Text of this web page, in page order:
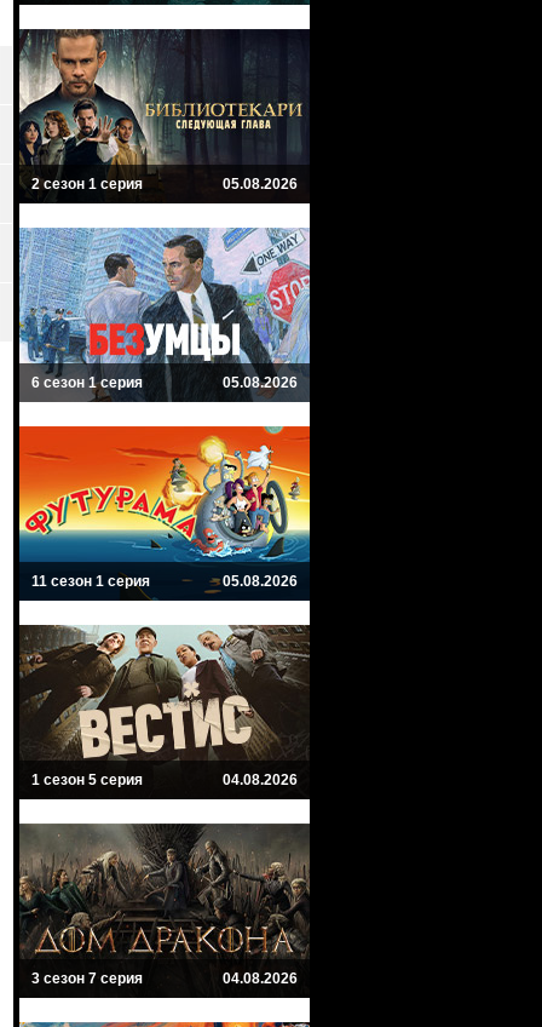
2 сезон 1 серия 05.08.2026
6 сезон 1 серия 05.08.2026
11 сезон 1 серия 05.08.2026
1 сезон 5 серия 04.08.2026
3 сезон 7 серия 04.08.2026